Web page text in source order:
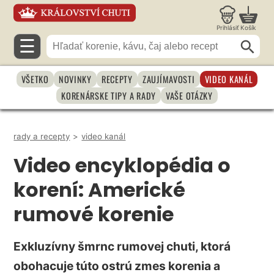
Prihlásiť Košík
☰
VŠETKO NOVINKY RECEPTY ZAUJÍMAVOSTI
VIDEO KANÁL
KORENÁRSKE TIPY A RADY
VAŠE OTÁZKY
rady a recepty > video kanál
Video encyklopédia o
korení: Americké
rumové korenie
Exkluzívny šmrnc rumovej chuti, ktorá
obohacuje túto ostrú zmes korenia a